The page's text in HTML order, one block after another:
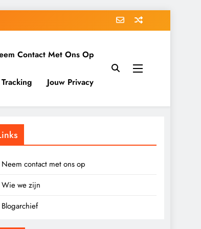
Contact Met Ons Op
Jouw Privacy
Neem contact met ons op
Wie we zijn
Blogarchief